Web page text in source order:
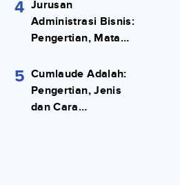
4 Jurusan
Administrasi Bisnis:
Pengertian, Mata
Kerja Lengkap
5 Cumlaude Adalah:
Pengertian, Jenis
dan Cara